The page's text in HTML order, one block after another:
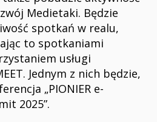
Medietaki. Będzie
spotkań w realu,
to spotkaniami
usługi
Jednym z nich będzie,
„PIONIER e-
2025”.